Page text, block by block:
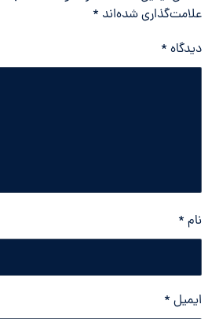
علامت‌گذاری شده‌اند *
دیدگاه *
نام *
ایمیل *